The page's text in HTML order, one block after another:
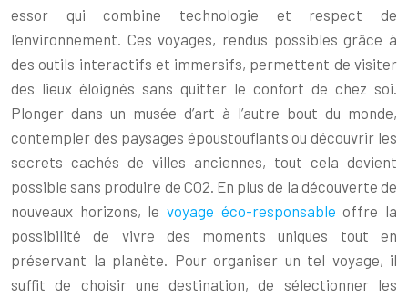
essor qui combine technologie et respect de
l’environnement. Ces voyages, rendus possibles grâce à
des outils interactifs et immersifs, permettent de visiter
des lieux éloignés sans quitter le confort de chez soi.
Plonger dans un musée d’art à l’autre bout du monde,
contempler des paysages époustouflants ou découvrir les
secrets cachés de villes anciennes, tout cela devient
possible sans produire de CO2. En plus de la découverte de
nouveaux horizons, le voyage éco-responsable offre la
possibilité de vivre des moments uniques tout en
préservant la planète. Pour organiser un tel voyage, il
suffit de choisir une destination, de sélectionner les